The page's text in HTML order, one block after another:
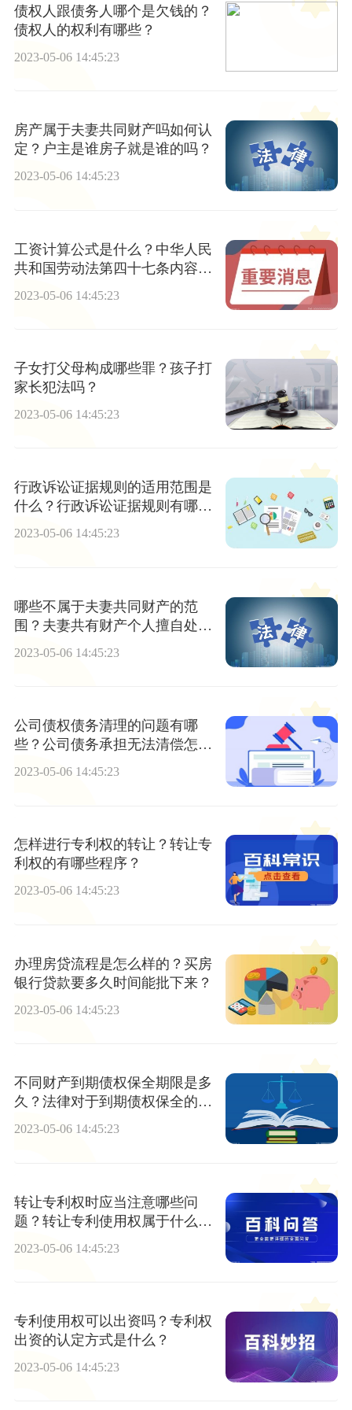
债权人跟债务人哪个是欠钱的？
债权人的权利有哪些？
2023-05-06 14:45:23
房产属于夫妻共同财产吗如何认
定？户主是谁房子就是谁的吗？
2023-05-06 14:45:23
工资计算公式是什么？中华人民
共和国劳动法第四十七条内容是
2023-05-06 14:45:23
子女打父母构成哪些罪？孩子打
家长犯法吗？
2023-05-06 14:45:23
行政诉讼证据规则的适用范围是
什么？行政诉讼证据规则有哪
些？
2023-05-06 14:45:23
哪些不属于夫妻共同财产的范
围？夫妻共有财产个人擅自处分
2023-05-06 14:45:23
公司债权债务清理的问题有哪
些？公司债务承担无法清偿怎么
办？
2023-05-06 14:45:23
怎样进行专利权的转让？转让专
利权的有哪些程序？
2023-05-06 14:45:23
办理房贷流程是怎么样的？买房
银行贷款要多久时间能批下来？
2023-05-06 14:45:23
不同财产到期债权保全期限是多
久？法律对于到期债权保全的期
限是多久？
2023-05-06 14:45:23
转让专利权时应当注意哪些问
题？转让专利使用权属于什么收
2023-05-06 14:45:23
专利使用权可以出资吗？专利权
出资的认定方式是什么？
2023-05-06 14:45:23